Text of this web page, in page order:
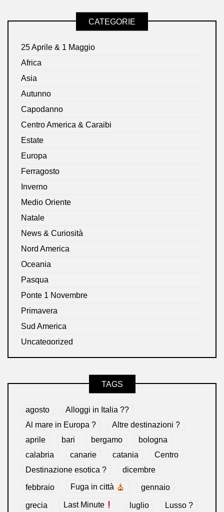
CATEGORIE
25 Aprile & 1 Maggio
Africa
Asia
Autunno
Capodanno
Centro America & Caraibi
Estate
Europa
Ferragosto
Inverno
Medio Oriente
Natale
News & Curiosità
Nord America
Oceania
Pasqua
Ponte 1 Novembre
Primavera
Sud America
Uncategorized
TAGS
agosto
Alloggi in Italia ??
Al mare in Europa ?️
Altre destinazioni ?
aprile
bari bergamo
bologna
calabria
canarie catania
Centro
Destinazione esotica ?
dicembre
febbraio Fuga in città gennaio
grecia Last Minute luglio
Lusso ?